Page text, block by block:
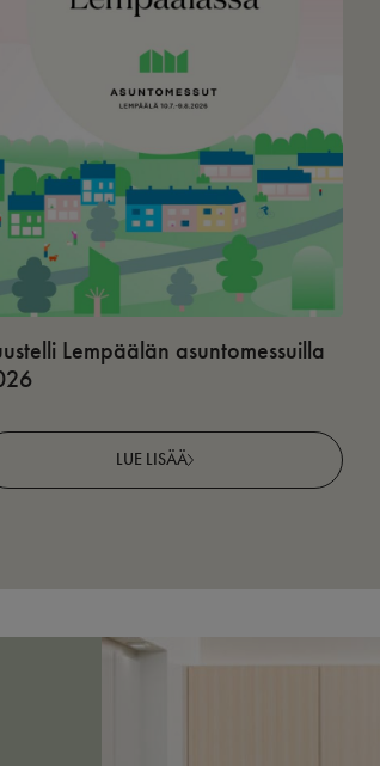
Lempäälän asuntomessuilla
LUE LISÄÄ